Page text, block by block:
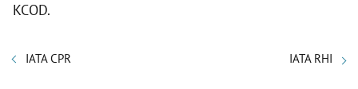
KCOD.
IATA CPR IATA RHI